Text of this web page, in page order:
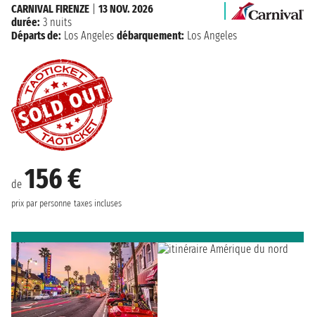
de 156 €
prix par personne taxes incluses
CARNIVAL FIRENZE
13 NOV. 2026
durée: 3 nuits
Départs de: Los Angeles débarquement: Los Angeles